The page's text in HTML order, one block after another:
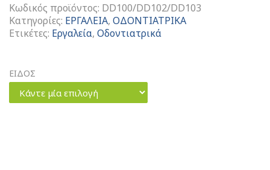
Κωδικός προϊόντος: DD100/DD102/DD103
Κατηγορίες: ΕΡΓΑΛΕΙΑ, ΟΔΟΝΤΙΑΤΡΙΚΑ
Ετικέτες: Εργαλεία, Οδοντιατρικά
ΕΙΔΟΣ
Κάντε μία επιλογή